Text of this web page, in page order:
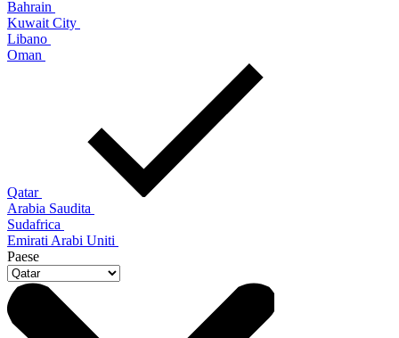
Bahrain
Kuwait City
Libano
Oman
Qatar
Arabia Saudita
Sudafrica
Emirati Arabi Uniti
Paese